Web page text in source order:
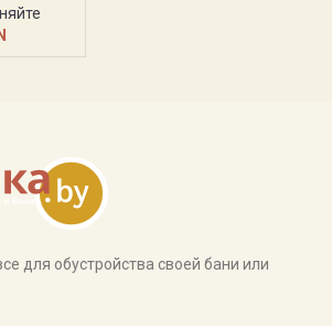
для обустройства своей бани или